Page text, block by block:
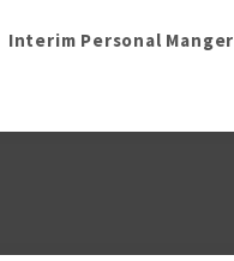
Interim Personal Manger